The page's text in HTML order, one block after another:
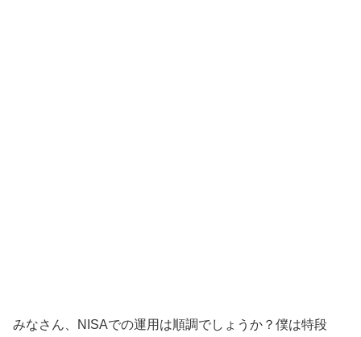
みなさん、NISAでの運用は順調でしょうか？僕は特段